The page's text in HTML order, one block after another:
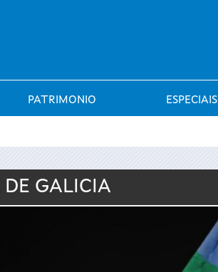
PATRIMONIO ESPECIAIS
DE GALICIA